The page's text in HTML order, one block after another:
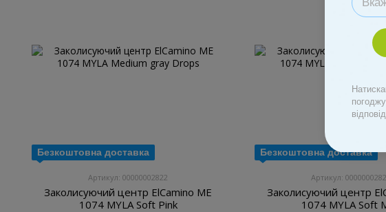
Безкоштовна доставка
Артикул: 00000002822
Заколисуючий центр ElCamino ME
1074 MYLA Soft Pink
Безкоштовна доставка
Артикул:
Заколисуючий центр
1074 MYLA Soft